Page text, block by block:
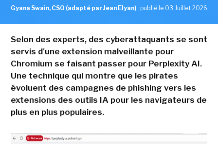
Gyana Swain, CSO (adapté par Jean Elyan) , publié le 03 Juillet 2026
Selon des experts, des cyberattaquants se sont
servis d'une extension malveillante pour
Chromium se faisant passer pour Perplexity AI.
Une technique qui montre que les pirates
évoluent des campagnes de phishing vers les
extensions des outils IA pour les navigateurs de
plus en plus populaires.